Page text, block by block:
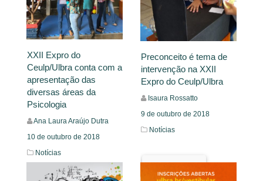
XXII Expro do
Ceulp/Ulbra conta com a
apresentação das
diversas áreas da
Psicologia
Ana Laura Araújo Dutra
10 de outubro de 2018
Notícias
Preconceito é tema de
intervenção na XXII
Expro do Ceulp/Ulbra
Isaura Rossatto
9 de outubro de 2018
Notícias